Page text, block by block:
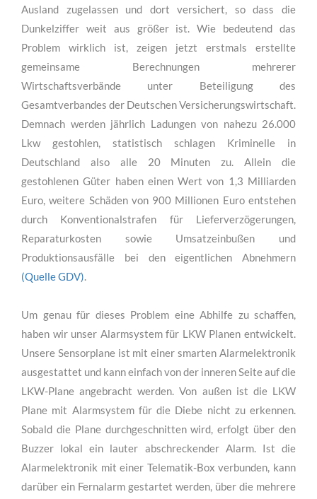
kaum zu beziffern, da diesbezüglich keine Statistik geführt
wird. Zudem sind viele der hier ausgeraubten Lkw im
Ausland zugelassen und dort versichert, so dass die
Dunkelziffer weit aus größer ist. Wie bedeutend das
Problem wirklich ist, zeigen jetzt erstmals erstellte
gemeinsame Berechnungen mehrerer
Wirtschaftsverbände unter Beteiligung des
Gesamtverbandes der Deutschen Versicherungswirtschaft.
Demnach werden jährlich Ladungen von nahezu 26.000
Lkw gestohlen, statistisch schlagen Kriminelle in
Deutschland also alle 20 Minuten zu. Allein die
gestohlenen Güter haben einen Wert von 1,3 Milliarden
Euro, weitere Schäden von 900 Millionen Euro entstehen
durch Konventionalstrafen für Lieferverzögerungen,
Reparaturkosten sowie Umsatzeinbußen und
(Quelle GDV).
Um genau für dieses Problem eine Abhilfe zu schaffen,
haben wir unser Alarmsystem für LKW Planen entwickelt.
Unsere Sensorplane ist mit einer smarten Alarmelektronik
ausgestattet und kann einfach von der inneren Seite auf die
LKW-Plane angebracht werden. Von außen ist die LKW
Plane mit Alarmsystem für die Diebe nicht zu erkennen.
Sobald die Plane durchgeschnitten wird, erfolgt über den
Buzzer lokal ein lauter abschreckender Alarm. Ist die